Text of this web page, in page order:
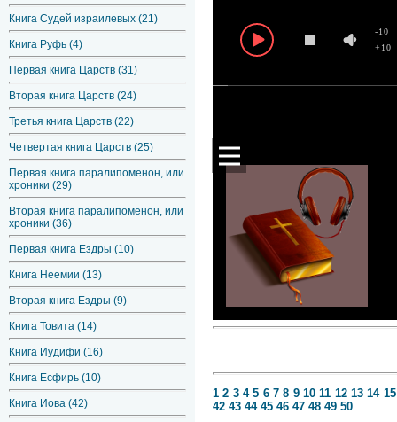
Книга Судей израилевых (21)
Книга Руфь (4)
Первая книга Царств (31)
Вторая книга Царств (24)
Третья книга Царств (22)
Четвертая книга Царств (25)
Первая книга паралипоменон, или
хроники (29)
Вторая книга паралипоменон, или
хроники (36)
Первая книга Ездры (10)
Книга Неемии (13)
Вторая книга Ездры (9)
Книга Товита (14)
Книга Иудифи (16)
Книга Есфирь (10)
Книга Иова (42)
+10
-10
1 2 3 4 5 6 7 8 9 10 11 12 13 14 15
42 43 44 45 46 47 48 49 50